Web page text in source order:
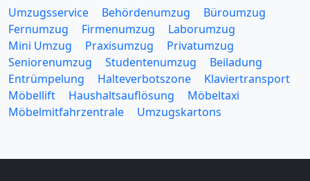
Umzugsservice Behördenumzug
Büroumzug
Fernumzug
Firmenumzug
Laborumzug
Mini Umzug
Praxisumzug
Privatumzug
Seniorenumzug
Studentenumzug
Beiladung
Entrümpelung
Halteverbotszone
Klaviertransport
Möbellift
Haushaltsauflösung
Möbeltaxi
Möbelmitfahrzentrale
Umzugskartons